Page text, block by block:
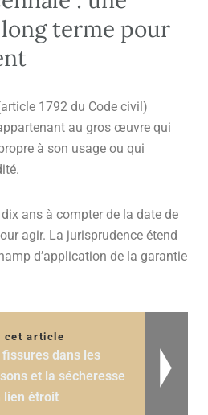
terme pour
1792 du Code civil)
au gros œuvre qui
à son usage ou qui
dix ans à compter de la date de
agir. La jurisprudence étend
d’application de la garantie
cet article
fissures dans les
et la sécheresse
lien étroit